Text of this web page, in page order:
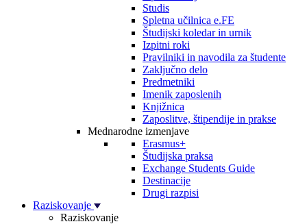
Studis
Spletna učilnica e.FE
Študijski koledar in urnik
Izpitni roki
Pravilniki in navodila za študente
Zaključno delo
Predmetniki
Imenik zaposlenih
Knjižnica
Zaposlitve, štipendije in prakse
Mednarodne izmenjave
Erasmus+
Študijska praksa
Exchange Students Guide
Destinacije
Drugi razpisi
Raziskovanje
Raziskovanje